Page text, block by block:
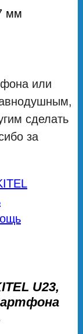
мм
или
сделать
за
U23,